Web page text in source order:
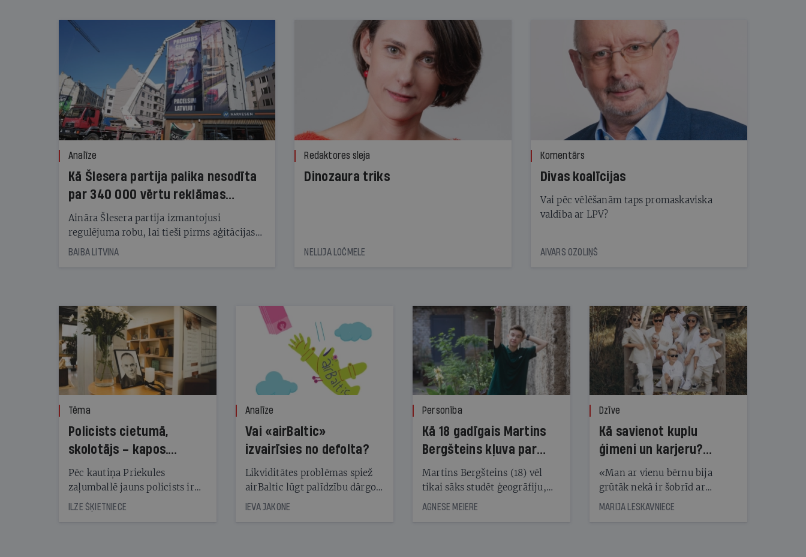
Analīze
Kā Šlesera partija palika nesodīta
par 340 000 vērtu reklāmas
kampaņu
Aināra Šlesera partija izmantojusi
regulējuma robu, lai tieši pirms aģitācijas
starta izreklamētos par summu, kas
BAIBA LITVINA
Redaktores sleja
Dinozaura triks
NELLIJA LOČMELE
Komentārs
Divas koalīcijas
Vai pēc vēlēšanām taps promaskaviska
valdība ar LPV?
AIVARS OZOLIŅŠ
Tēma
Policists cietumā,
skolotājs – kapos.
Reibuma cena Priekulē
Pēc kautiņa Priekules
zaļumballē jauns policists ir
nonācis cietumā, bet
cienījams pedagogs — kapos.
ILZE ŠĶIETNIECE
Analīze
Vai «airBaltic»
izvairīsies no defolta?
Likviditātes problēmas spiež
airBaltic lūgt palīdzību dārgo
obligāciju turētājiem, taču
IEVA JAKONE
Personība
Kā 18 gadīgais Martins
Bergšteins kļuva par
laika ziņu seju?
Martins Bergšteins (18) vēl
tikai sāks studēt ģeogrāfiju,
bet viņa sacītajam jau uzticas
AGNESE MEIERE
Dzīve
Kā savienot kuplu
ģimeni un karjeru?
Kristīne Tida to māk!
«Man ar vienu bērnu bija
grūtāk nekā ir šobrīd ar
pieciem. Kādai citai ir pilnīgi
MARIJA LESKAVNIECE